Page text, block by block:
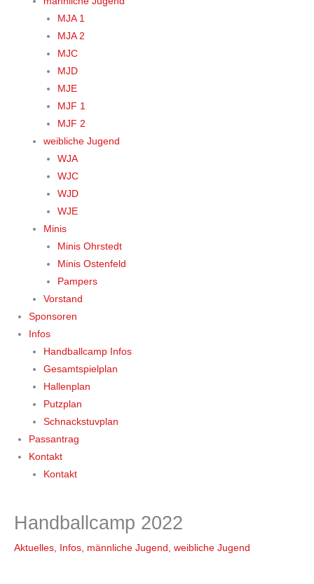
MJA 1
MJA 2
MJC
MJD
MJE
MJF 1
MJF 2
weibliche Jugend
WJA
WJC
WJD
WJE
Minis
Minis Ohrstedt
Minis Ostenfeld
Pampers
Vorstand
Sponsoren
Infos
Handballcamp Infos
Gesamtspielplan
Hallenplan
Putzplan
Schnackstuvplan
Passantrag
Kontakt
Kontakt
Handballcamp 2022
Aktuelles Infos männliche Jugend weibliche Jugend